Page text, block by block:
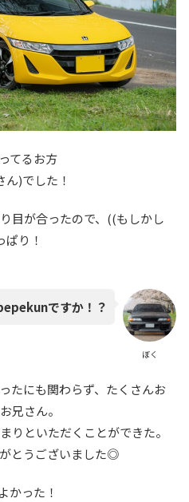
てるお方
)でした！
目が合ったので、((もしかし
り！
ぼく
ですか！？
たにも関わらず、たくさんお
兄さん。
りといただくことができた。
とうございました◎
かった！